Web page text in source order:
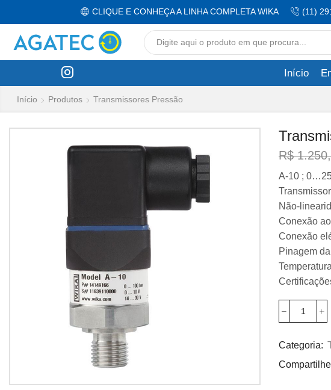
CLIQUE E CONHEÇA A LINHA COMPLETA WIKA (11)
Início
Início Produtos Transmissores Pressão
R$
A-10 ;
Não-
Conexão
Conexão
Pinagem
Wika
modelo
Categoria: